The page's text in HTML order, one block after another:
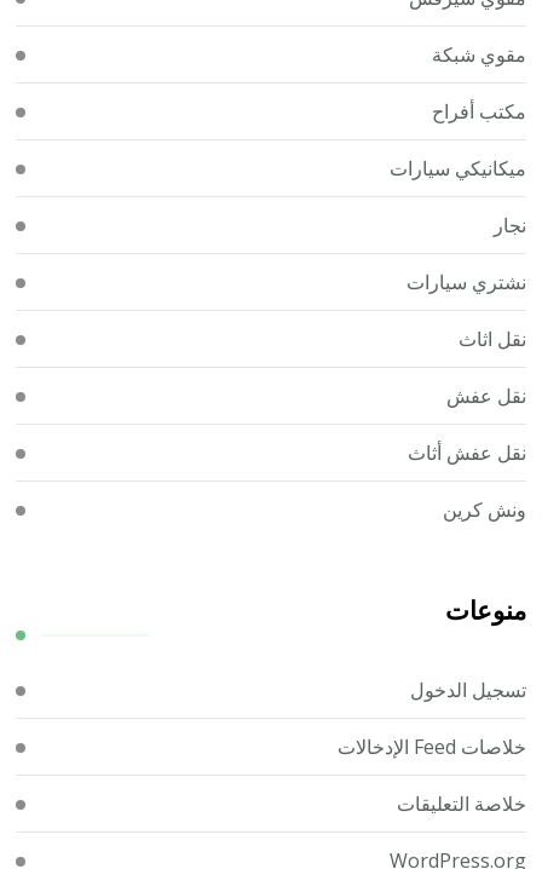
مقوي شبكة
مكتب أفراح
ميكانيكي سيارات
نجار
نشتري سيارات
نقل اثاث
نقل عفش
نقل عفش أثاث
ونش كرين
منوعات
تسجيل الدخول
خلاصات Feed الإدخالات
خلاصة التعليقات
WordPress.org